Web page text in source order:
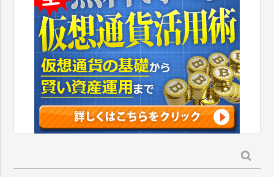
索: